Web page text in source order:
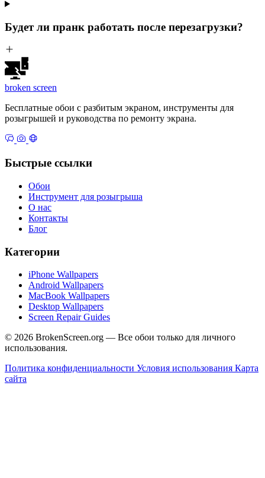
Будет ли пранк работать после перезагрузки?
broken screen
Бесплатные обои с разбитым экраном, инструменты для
розыгрышей и руководства по ремонту экрана.
Быстрые ссылки
Обои
Инструмент для розыгрыша
О нас
Контакты
Блог
Категории
iPhone Wallpapers
Android Wallpapers
MacBook Wallpapers
Desktop Wallpapers
Screen Repair Guides
© 2026 BrokenScreen.org — Все обои только для личного
использования.
Политика конфиденциальности Условия использования Карта
сайта